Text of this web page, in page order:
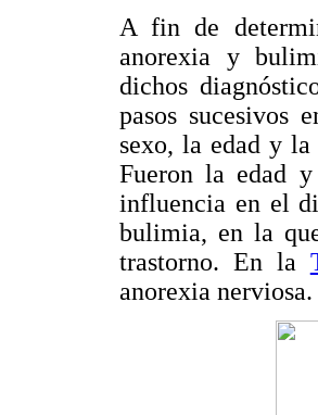
A fin de
anorexia y
dichos
pasos sucesivos
sexo, la edad y
Fueron la edad
influencia en el
bulimia, en la
trastorno. En la
anorexia nerviosa.